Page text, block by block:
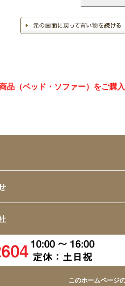
>
品（ベッド・ソファー）をご購
このホームページ